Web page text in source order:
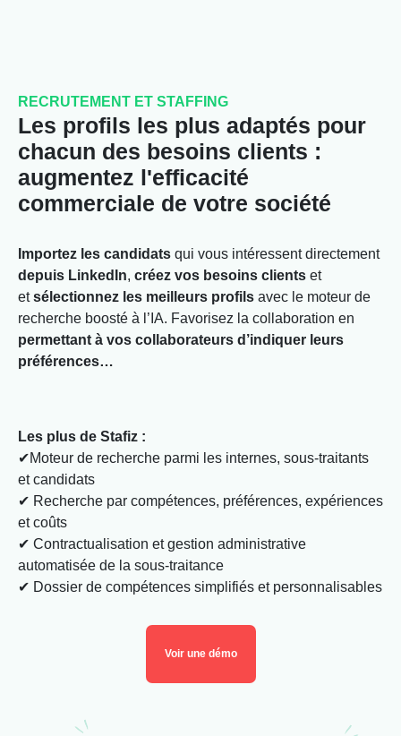
RECRUTEMENT ET STAFFING
Les profils les plus adaptés pour
chacun des besoins clients :
augmentez l'efficacité
commerciale de votre société
Importez les candidats qui vous intéressent directement
depuis LinkedIn, créez vos besoins clients et
et sélectionnez les meilleurs profils avec le moteur de
recherche boosté à l’IA. Favorisez la collaboration en
permettant à vos collaborateurs d’indiquer leurs
préférences…
Les plus de Stafiz :
✔Moteur de recherche parmi les internes, sous-traitants
et candidats
✔ Recherche par compétences, préférences, expériences
et coûts
✔ Contractualisation et gestion administrative
automatisée de la sous-traitance
✔ Dossier de compétences simplifiés et personnalisables
Voir une démo